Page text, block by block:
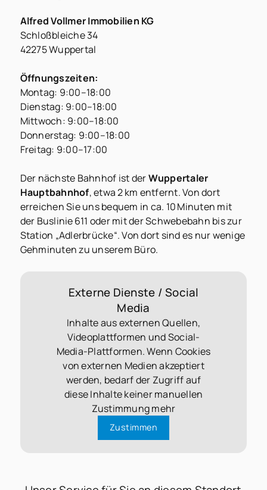
Alfred Vollmer Immobilien KG
Schloßbleiche 34
42275 Wuppertal
Öffnungszeiten:
Montag: 9:00–18:00
Dienstag: 9:00–18:00
Mittwoch: 9:00–18:00
Donnerstag: 9:00–18:00
Freitag: 9:00–17:00
Der nächste Bahnhof ist derWuppertaler
Hauptbahnhof, etwa 2 km entfernt. Von dort
erreichen Sie uns bequem in ca. 10 Minuten mit
der Buslinie 611 oder mit der Schwebebahn bis zur
Station „Adlerbrücke“. Von dort sind es nur wenige
Gehminuten zu unserem Büro.
Externe Dienste / Social
Media
Inhalte aus externen Quellen,
Videoplattformen und Social-
Media-Plattformen. Wenn Cookies
von externen Medien akzeptiert
werden, bedarf der Zugriff auf
diese Inhalte keiner manuellen
Zustimmung mehr
Zustimmen